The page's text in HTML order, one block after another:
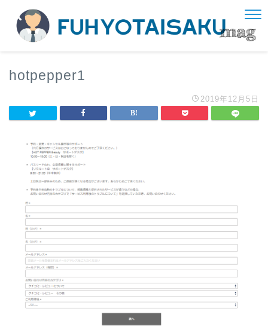
hotpepper1
2019年12月5日